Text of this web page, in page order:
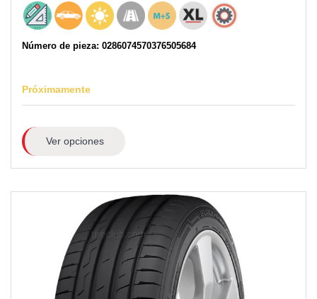
Número de pieza: 0286074570376505684
Próximamente
Ver opciones